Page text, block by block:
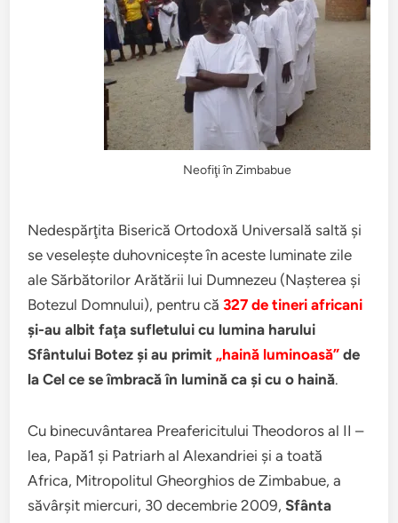
Neofiţi în Zimbabue
Nedespărţita Biserică Ortodoxă Universală saltă şi
se veseleşte duhovniceşte în aceste luminate zile
ale Sărbătorilor Arătării lui Dumnezeu (Naşterea şi
Botezul Domnului), pentru că327 de tineri africani
şi-au albit faţa sufletului cu lumina harului
Sfântului Botez şi au primit „haină luminoasă” de
la Cel ce se îmbracă în lumină ca şi cu o haină.
Cu binecuvântarea Preafericitului Theodoros al II –
lea, Papă1 şi Patriarh al Alexandriei şi a toată
Africa, Mitropolitul Gheorghios de Zimbabue, a
săvârşit miercuri, 30 decembrie 2009,Sfânta